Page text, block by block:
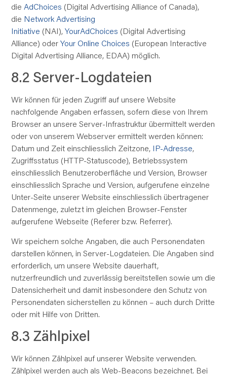
die AdChoices (Digital Advertising Alliance of Canada),
die Network Advertising
Initiative (NAI),YourAdChoices (Digital Advertising
Alliance) oderYour Online Choices (European Interactive
Digital Advertising Alliance, EDAA) möglich.
8.2 Server-Logdateien
Wir können für jeden Zugriff auf unsere Website
nachfolgende Angaben erfassen, sofern diese von Ihrem
Browser an unsere Server-Infrastruktur übermittelt werden
oder von unserem Webserver ermittelt werden können:
Datum und Zeit einschliesslich Zeitzone, IP-Adresse,
Zugriffsstatus (HTTP-Statuscode), Betriebssystem
einschliesslich Benutzeroberfläche und Version, Browser
einschliesslich Sprache und Version, aufgerufene einzelne
Unter-Seite unserer Website einschliesslich übertragener
Datenmenge, zuletzt im gleichen Browser-Fenster
aufgerufene Webseite (Referer bzw. Referrer).
Wir speichern solche Angaben, die auch Personendaten
darstellen können, in Server-Logdateien. Die Angaben sind
erforderlich, um unsere Website dauerhaft,
nutzerfreundlich und zuverlässig bereitstellen sowie um die
Datensicherheit und damit insbesondere den Schutz von
Personendaten sicherstellen zu können – auch durch Dritte
oder mit Hilfe von Dritten.
8.3 Zählpixel
Wir können Zählpixel auf unserer Website verwenden.
Zählpixel werden auch als Web-Beacons bezeichnet. Bei